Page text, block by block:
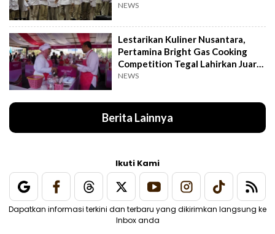
NEWS
Lestarikan Kuliner Nusantara,
Pertamina Bright Gas Cooking
Competition Tegal Lahirkan Juara
Baru
NEWS
Berita Lainnya
Ikuti Kami
Dapatkan informasi terkini dan terbaru yang dikirimkan langsung ke
Inbox anda